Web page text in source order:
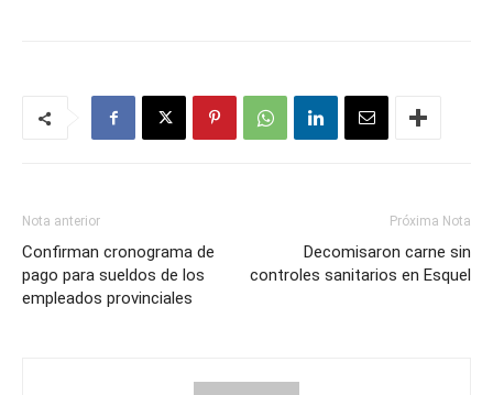
Nota anterior
Confirman cronograma de
pago para sueldos de los
empleados provinciales
Próxima Nota
Decomisaron carne sin
controles sanitarios en Esquel